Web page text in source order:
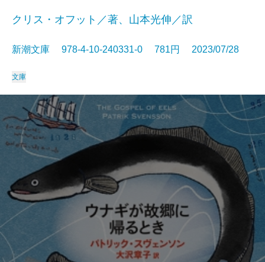
クリス・オフット／著、山本光伸／訳
新潮文庫 978-4-10-240331-0 781円 2023/07/28
文庫